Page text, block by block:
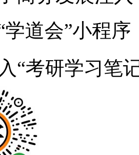
道会”小程序
“考研学习笔